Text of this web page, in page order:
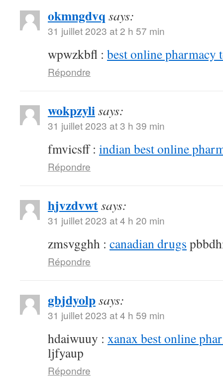
okmngdvq says:
31 juillet 2023 at 2 h 57 min
wpwzkbfl : best online pharmacy
Répondre
wokpzylisays:
31 juillet 2023 at 3 h 39 min
fmvicsff : indian best online
Répondre
hjvzdvwtsays:
31 juillet 2023 at 4 h 20 min
zmsvgghh : canadian drugs
Répondre
gbjdyolpsays:
31 juillet 2023 at 4 h 59 min
hdaiwuuy : xanax best online
ljfyaup
Répondre